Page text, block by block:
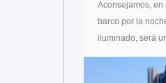
Aconsejamos, en
barco por la
iluminado, será